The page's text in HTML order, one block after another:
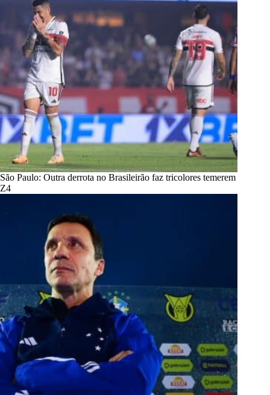
São Paulo: Outra derrota no Brasileirão faz tricolores temerem
Z4